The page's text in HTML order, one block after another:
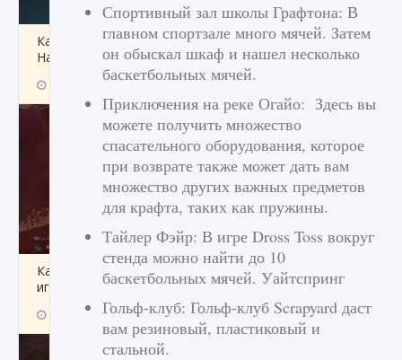
Как проверить статус сервера Delta Force
Hawk Ops
9 августа 2024 1 286 0
Как приручить существ джунглей Нари в
игре Creatures of Ava
9 августа 2024 1 218 0 0
Спортивный зал школы Графтона: В
главном спортзале много мячей. Затем
он обыскал шкаф и нашел несколько
баскетбольных мячей.
Приключения на реке Огайо: Здесь вы
можете получить множество
спасательного оборудования, которое
при возврате также может дать вам
множество других важных предметов
для крафта, таких как пружины.
Тайлер Фэйр: В игре Dross Toss вокруг
стенда можно найти до 10
баскетбольных мячей. Уайтспринг
Гольф-клуб: Гольф-клуб Scrapyard даст
вам резиновый, пластиковый и
стальной.